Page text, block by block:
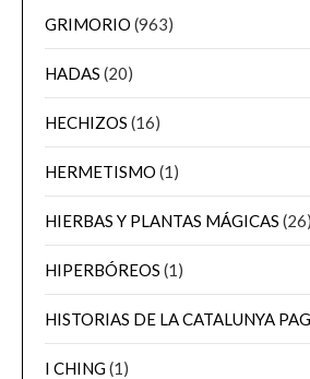
GRIMORIO (963)
HADAS (20)
HECHIZOS (16)
HERMETISMO (1)
HIERBAS Y PLANTAS MÁGICAS (26)
HIPERBÓREOS (1)
HISTORIAS DE LA CATALUNYA
I CHING(1)